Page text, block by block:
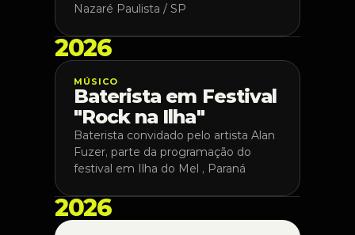
Nazaré Paulista / SP
2026
MÚSICO
Baterista em Festival
"Rock na Ilha"
Baterista convidado pelo artista Alan
Fuzer, parte da programação do
festival em Ilha do Mel , Paraná
2026